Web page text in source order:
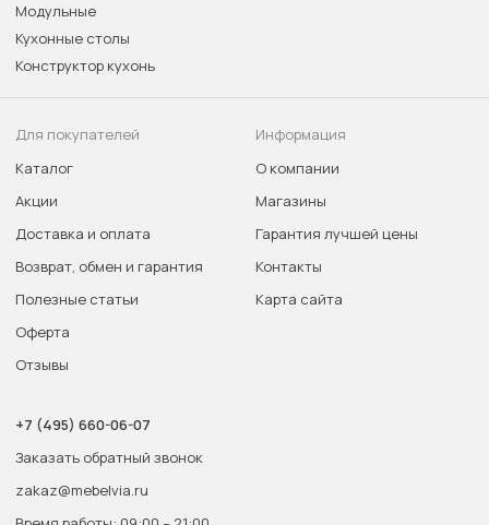
Модульные
Кухонные столы
Конструктор кухонь
Для покупателей
Каталог
Акции
Доставка и оплата
Возврат, обмен и гарантия
Полезные статьи
Оферта
Отзывы
Информация
О компании
Магазины
Гарантия лучшей цены
Контакты
Карта сайта
+7 (495) 660-06-07
Заказать обратный звонок
zakaz@mebelvia.ru